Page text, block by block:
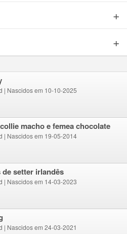
| Nascidos em 10-10-2025
macho e femea chocolate
| Nascidos em 19-05-2014
de setter irlandês
| Nascidos em 14-03-2023
| Nascidos em 24-03-2021